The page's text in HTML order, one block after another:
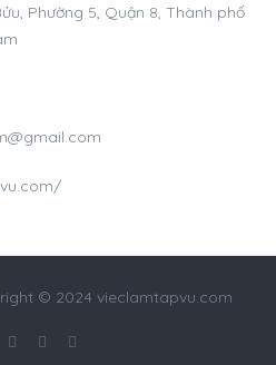
Phường 5, Quận 8, Thành phố
© 2024 vieclamtapvu.com